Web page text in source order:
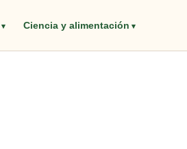
Ciencia y alimentación